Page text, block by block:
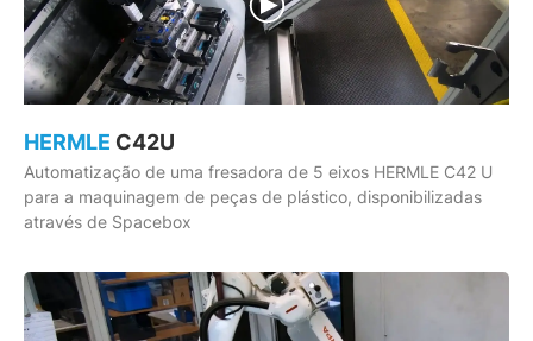
HERMLE C42U
Automatização de uma fresadora de 5 eixos HERMLE C42 U
para a maquinagem de peças de plástico, disponibilizadas
através de Spacebox